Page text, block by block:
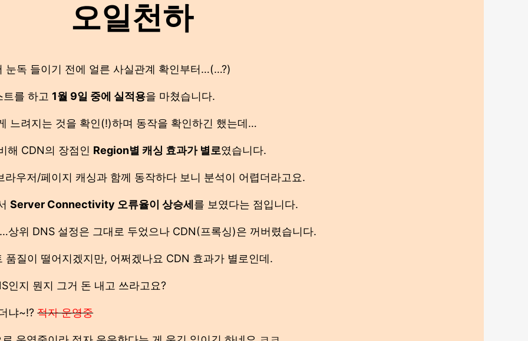
오일천하
눈독 들이기 전에 얼른 사실관계 확인부터…(…?)
를 하고 1월 9일 중에 실적용을 마쳤습니다.
느려지는 것을 확인(!)하며 동작을 확인하긴 했는데…
해 CDN의 장점인 Region별 캐싱 효과가 별로였습니다.
우저/페이지 캐싱과 함께 동작하다 보니 분석이 어렵더라고요.
Server Connectivity 오류율이 상승세 를 보였다는 점입니다.
위 DNS 설정은 그대로 두었으나 CDN(프록싱)은 꺼버렸습니다.
질이 떨어지겠지만, 어쩌겠나요 CDN 효과가 별로인데.
인지 뭔지 그거 돈 내고 쓰라고요?
냐~!?적자 운영중